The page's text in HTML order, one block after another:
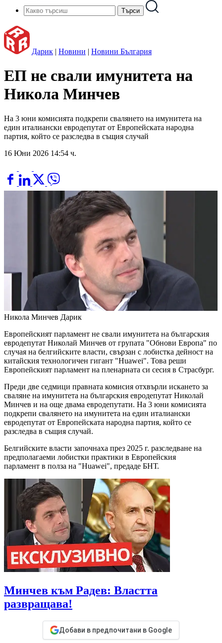
Дарик | Новини | Новини България
ЕП не свали имунитета на
Никола Минчев
На 3 юни комисията подкрепи свалянето на имунитета на
един италиански евродепутат от Европейската народна
партия, който се разследва в същия случай
16 Юни 2026 14:54 ч.
Никола Минчев Дарик
Европейският парламент не свали имунитета на българския
евродепутат Николай Минчев от групата "Обнови Европа" по
случая на белгийските власти, свързан с лобистка дейност на
китайския технологичен гигант "Huawei". Това реши
Европейският парламент на пленарната си сесия в Страсбург.
Преди две седмици правната комисия отхвърли искането за
сваляне на имунитета на българския евродепутат Николай
Минчев и на още двама евродепутати. На 3 юни комисията
подкрепи свалянето на имунитета на един италиански
евродепутат от Европейската народна партия, който се
разследва в същия случай.
Белгийските власти започнаха през 2025 г. разследване на
предполагаеми лобистки практики в Европейския
парламент в полза на "Huawei", предаде БНТ.
Минчев към Радев: Властта
развращава!
Добави в предпочитани в Google